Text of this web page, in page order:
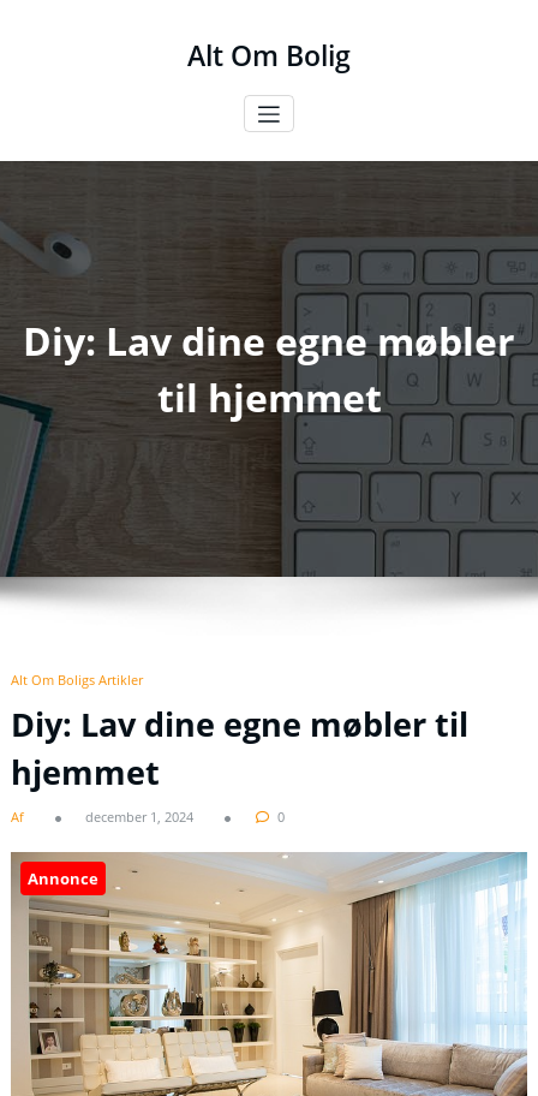
Alt Om Bolig
Diy: Lav dine egne møbler
til hjemmet
Alt Om Boligs Artikler
Diy: Lav dine egne møbler til
hjemmet
Af december 1, 2024 0
Annonce